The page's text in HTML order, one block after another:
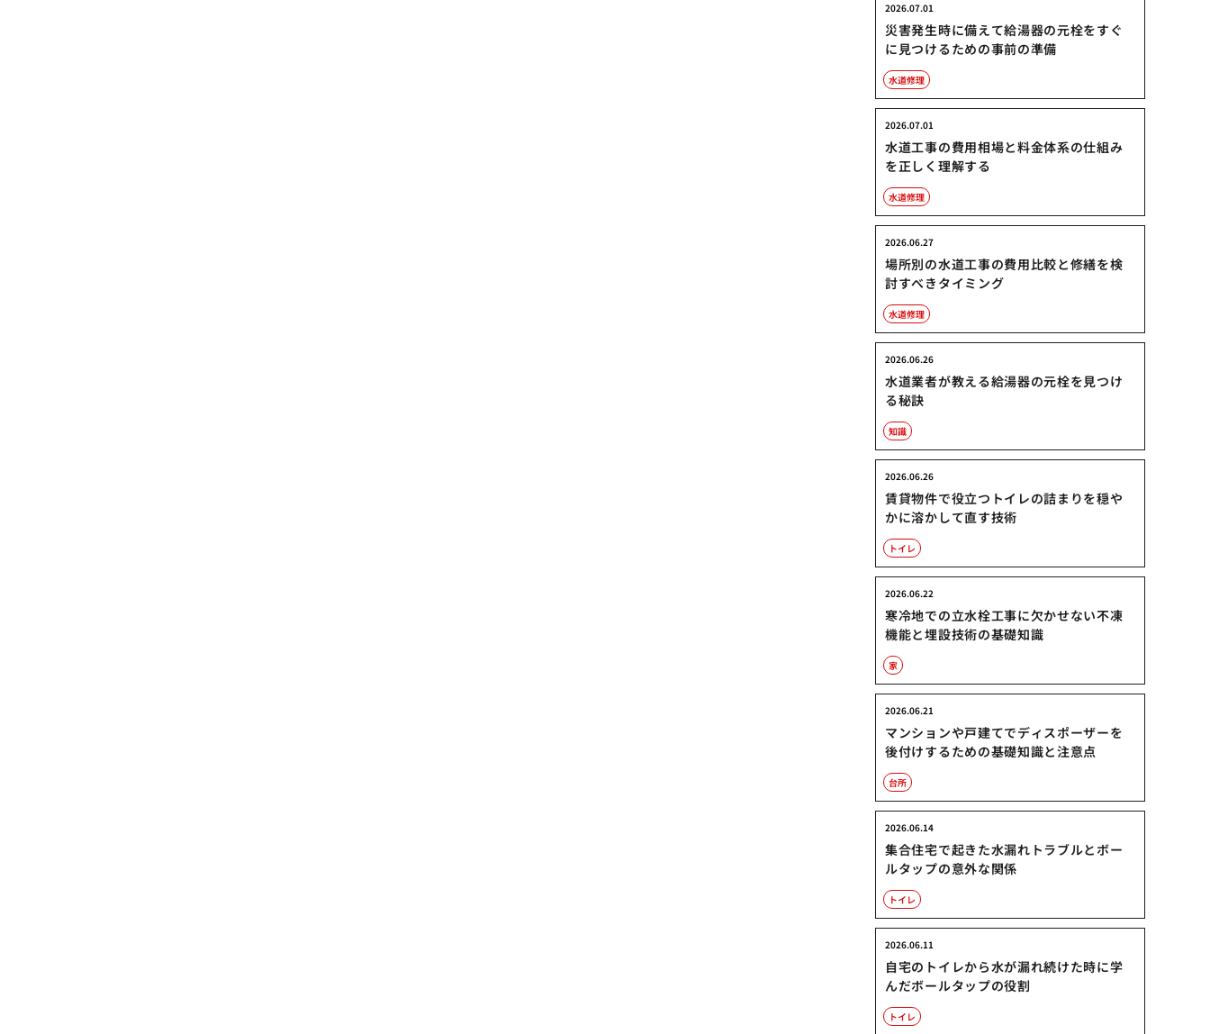
災害発生時に備えて給湯器の元栓をすぐ
に見つけるための事前の準備
2026.07.01
水道修理
水道工事の費用相場と料金体系の仕組み
を正しく理解する
2026.07.01
水道修理
場所別の水道工事の費用比較と修繕を検
討すべきタイミング
2026.06.27
水道修理
水道業者が教える給湯器の元栓を見つけ
る秘訣
2026.06.26
知識
賃貸物件で役立つトイレの詰まりを穏や
かに溶かして直す技術
2026.06.26
トイレ
寒冷地での立水栓工事に欠かせない不凍
機能と埋設技術の基礎知識
2026.06.22
家
マンションや戸建てでディスポーザーを
後付けするための基礎知識と注意点
2026.06.21
台所
集合住宅で起きた水漏れトラブルとボー
ルタップの意外な関係
2026.06.14
トイレ
自宅のトイレから水が漏れ続けた時に学
んだボールタップの役割
2026.06.11
トイレ